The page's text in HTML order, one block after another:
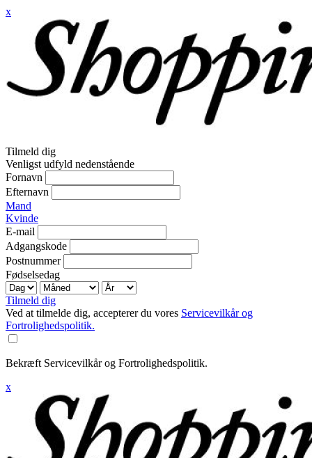
x
Tilmeld dig
Venligst udfyld nedenstående
Fornavn
Efternavn
Mand
Kvinde
E-mail
Adgangskode
Postnummer
Fødselsedag
Tilmeld dig
Ved at tilmelde dig, accepterer du vores Servicevilkår og
Fortrolighedspolitik.
Bekræft Servicevilkår og Fortrolighedspolitik.
x